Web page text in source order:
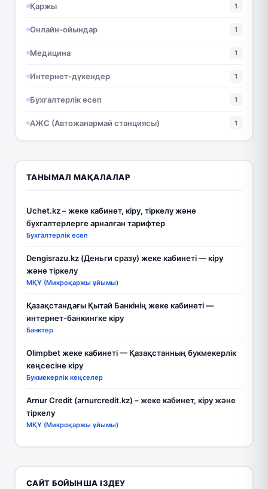
Қаржы 1
Онлайн-ойындар 1
Медицина 1
Интернет-дүкендер 1
Бухгалтерлік есеп 1
АЖС (Автожанармай станциясы) 1
ТАНЫМАЛ МАҚАЛАЛАР
Uchet.kz – жеке кабинет, кіру, тіркелу және
бухгалтерлерге арналған тарифтер
Бухгалтерлік есеп
Dengisrazu.kz (Деньги сразу) жеке кабинеті — кіру
және тіркелу
МҚҰ (Микроқаржы ұйымы)
Қазақстандағы Қытай Банкінің жеке кабинеті —
интернет-банкингке кіру
Банктер
Olimpbet жеке кабинеті — Қазақстанның букмекерлік
кеңсесіне кіру
Букмекерлік кеңселер
Arnur Credit (arnurcredit.kz) – жеке кабинет, кіру және
тіркелу
МҚҰ (Микроқаржы ұйымы)
САЙТ БОЙЫНША ІЗДЕУ